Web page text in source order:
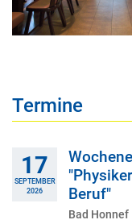
Termine
17
SEPTEMBER
2026
Beruf"
Bad Honnef